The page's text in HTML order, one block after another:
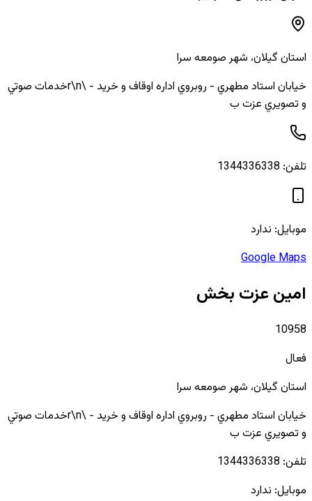
استان گیلان، شهرصومعه سرا
خيابان استاد مطهري - روبروي اداره اوقاف و خريد - \r\nخدمات صوتي
و تصويري عزت ب
تلفن: 1344336338
موبایل: ندارد
Google Maps
امین عزت بخش
10958
فعال
استان گیلان، شهرصومعه سرا
خيابان استاد مطهري - روبروي اداره اوقاف و خريد - \r\nخدمات صوتي
و تصويري عزت ب
تلفن: 1344336338
موبایل: ندارد